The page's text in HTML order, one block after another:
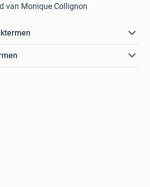
van Monique Collignon